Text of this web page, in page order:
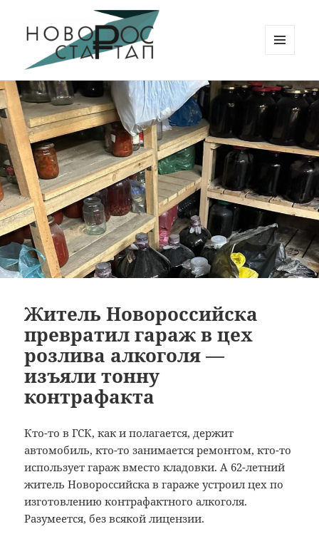
Новорос Стартап
ВИДЖЕТЫ
Житель Новороссийска
превратил гараж в цех
розлива алкоголя —
изъяли тонну
контрафакта
Кто-то в ГСК, как и полагается, держит
автомобиль, кто-то занимается ремонтом, кто-то
использует гараж вместо кладовки. А 62-летний
житель Новороссийска в гараже устроил цех по
изготовлению контрафактного алкоголя.
Разумеется, без всякой лицензии.